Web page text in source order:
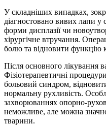
У складніших випадках,
діагностовано вивих лапи у
форми дисплазії чи
хірургічне втручання.
болю та відновити функцію
Після основного лікування
Фізіотерапевтичні
больовий синдром,
нормальну рухливість.
захворюваннях опорно-
неможливе, але можна
тварини.